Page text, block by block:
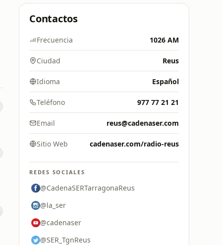
Contactos
Frecuencia 1026 AM
Ciudad Reus
Idioma Español
Teléfono 977 77 21 21
Email reus@cadenaser.com
Sitio Web cadenaser.com/radio-reus
REDES SOCIALES
@CadenaSERTarragonaReus
@la_ser
@cadenaser
@SER_TgnReus